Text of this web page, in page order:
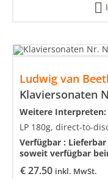
Ludwig van
€27.50 inkl. MwSt.
Weitere Interpreten:
LP 180g, direct-to-
Verfügbar :
soweit verfügbar